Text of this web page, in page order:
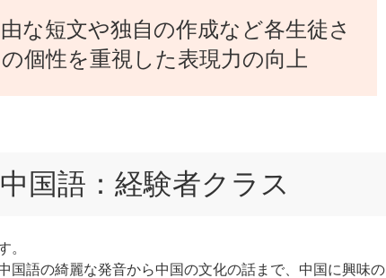
な短文や独自の作成など各生徒さ
個性を重視した表現力の向上
国語：経験者クラス
。
国語の綺麗な発音から中国の文化の話まで、中国に興味の